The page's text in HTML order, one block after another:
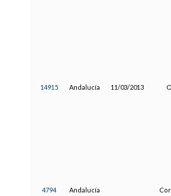
14915 Andalucía 11/03/2013
4794 Andalucía